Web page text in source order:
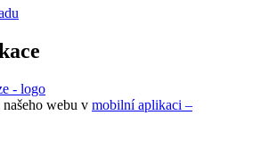
webu v mobilní aplikaci –